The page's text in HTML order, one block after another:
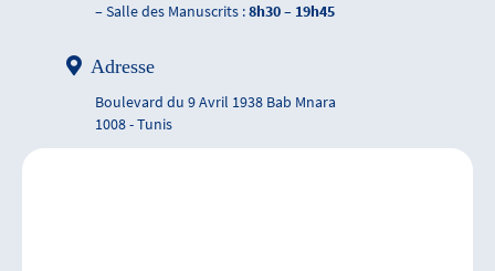
– Salle des Manuscrits :8h30 – 19h45
Adresse
Boulevard du 9 Avril 1938 Bab Mnara
1008 - Tunis